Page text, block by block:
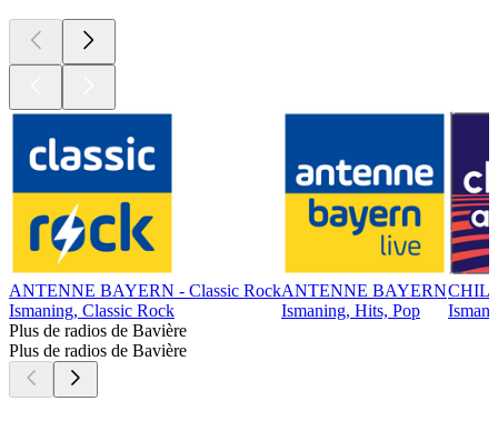
ANTENNE BAYERN - Classic Rock
Ismaning, Classic Rock
ANTENNE BAYERN
Ismaning, Hits, Pop
Plus de radios de Bavière
Plus de radios de Bavière